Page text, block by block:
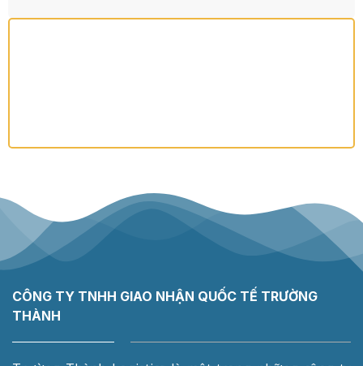
CÔNG TY TNHH GIAO NHẬN QUỐC TẾ TRƯỜNG
THÀNH